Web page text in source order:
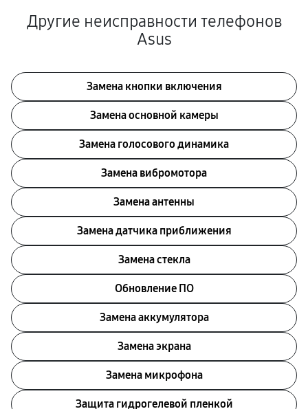
Другие неисправности телефонов
Asus
Замена кнопки включения
Замена основной камеры
Замена голосового динамика
Замена вибромотора
Замена антенны
Замена датчика приближения
Замена стекла
Обновление ПО
Замена аккумулятора
Замена экрана
Замена микрофона
Защита гидрогелевой пленкой